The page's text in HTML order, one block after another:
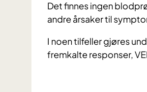
Det finnes ingen
andre årsaker til
I noen tilfeller gjøres
fremkalte responser,